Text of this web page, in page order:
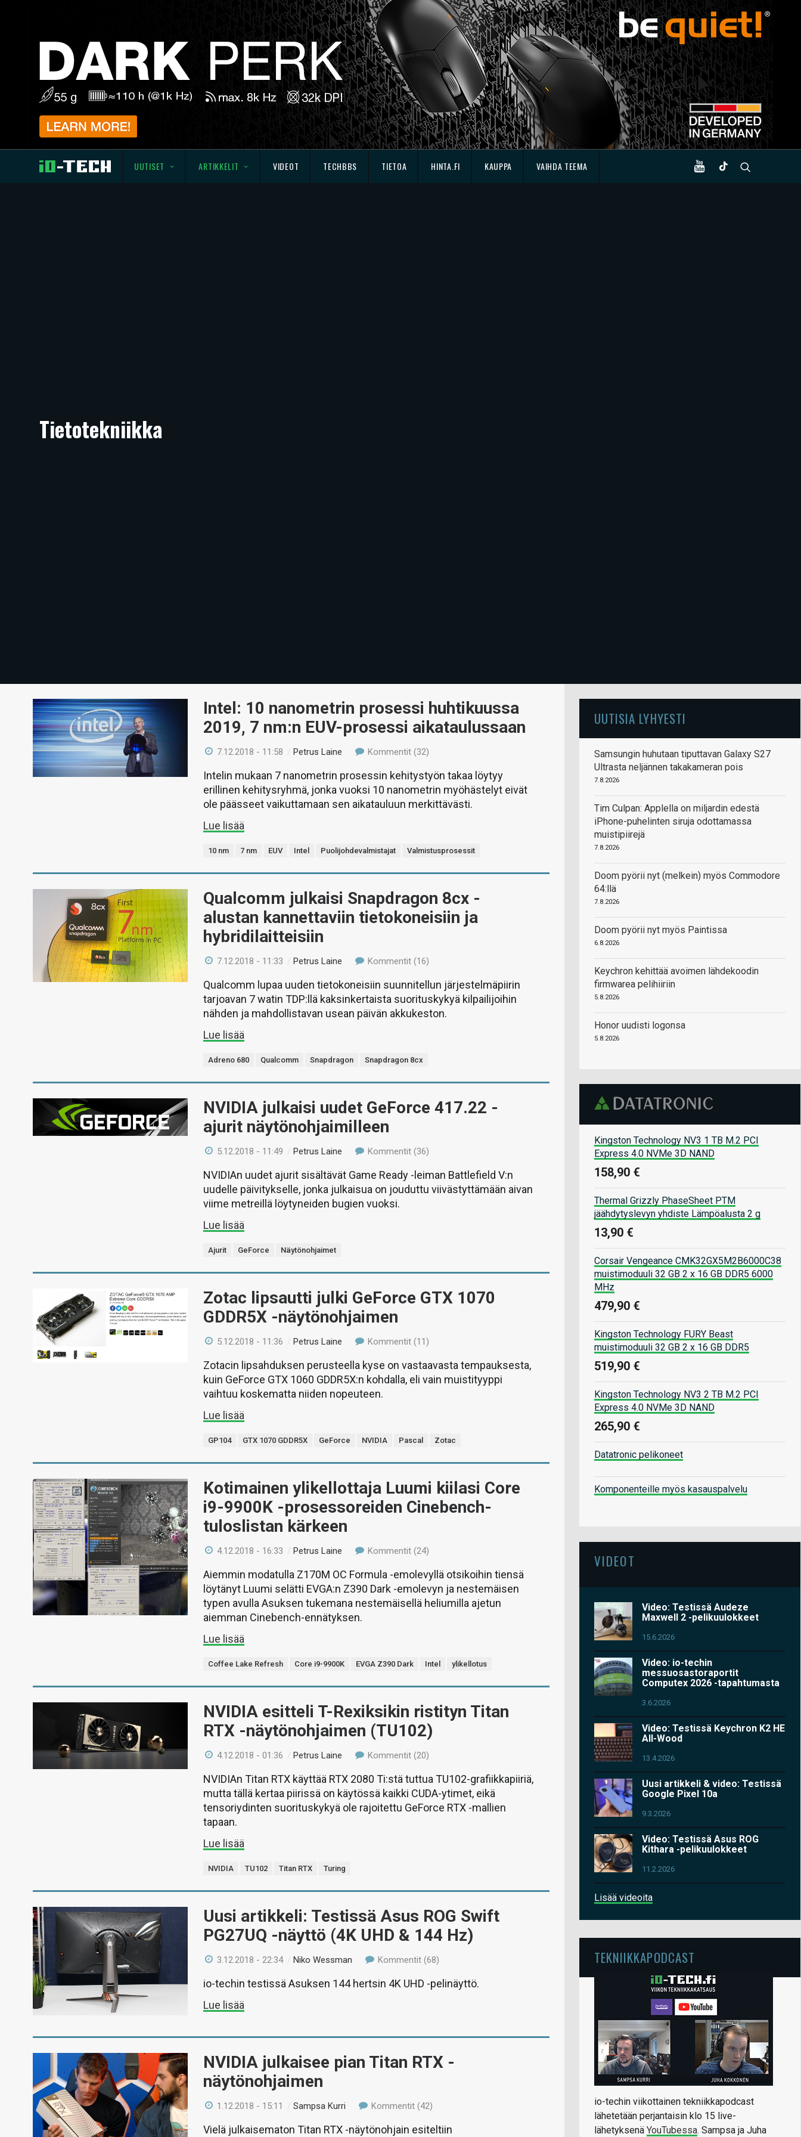
UUTISET ARTIKKELIT VIDEOT TECHBBS TIETOA HINTA.FI KAUPPA VAIHDA TEEMA
Tietotekniikka
Intel: 10 nanometrin prosessi huhtikuussa
2019, 7 nm:n EUV-prosessi aikataulussaan
7.12.2018 - 11:58 /Petrus Laine Kommentit (32)
Intelin mukaan 7 nanometrin prosessin kehitystyön takaa löytyy
erillinen kehitysryhmä, jonka vuoksi 10 nanometrin myöhästelyt eivät
ole päässeet vaikuttamaan sen aikatauluun merkittävästi.
Lue lisää
10 nm 7 nm EUV Intel Puolijohdevalmistajat Valmistusprosessit
Qualcomm julkaisi Snapdragon 8cx -
alustan kannettaviin tietokoneisiin ja
hybridilaitteisiin
7.12.2018 - 11:33 /Petrus Laine Kommentit (16)
Qualcomm lupaa uuden tietokoneisiin suunnitellun järjestelmäpiirin
tarjoavan 7 watin TDP:llä kaksinkertaista suorituskykyä kilpailijoihin
nähden ja mahdollistavan usean päivän akkukeston.
Lue lisää
Adreno 680 Qualcomm Snapdragon Snapdragon 8cx
NVIDIA julkaisi uudet GeForce 417.22 -
ajurit näytönohjaimilleen
5.12.2018 - 11:49 /Petrus Laine Kommentit (36)
NVIDIAn uudet ajurit sisältävät Game Ready -leiman Battlefield V:n
uudelle päivitykselle, jonka julkaisua on jouduttu viivästyttämään aivan
viime metreillä löytyneiden bugien vuoksi.
Lue lisää
Ajurit GeForce Näytönohjaimet
Zotac lipsautti julki GeForce GTX 1070
GDDR5X -näytönohjaimen
5.12.2018 - 11:36 /Petrus Laine Kommentit (11)
Zotacin lipsahduksen perusteella kyse on vastaavasta tempauksesta,
kuin GeForce GTX 1060 GDDR5X:n kohdalla, eli vain muistityyppi
vaihtuu koskematta niiden nopeuteen.
Lue lisää
GP104 GTX 1070 GDDR5X GeForce NVIDIA Pascal Zotac
Kotimainen ylikellottaja Luumi kiilasi Core
i9-9900K -prosessoreiden Cinebench-
tuloslistan kärkeen
4.12.2018 - 16:33 /Petrus Laine Kommentit (24)
Aiemmin modatulla Z170M OC Formula -emolevyllä otsikoihin tiensä
löytänyt Luumi selätti EVGA:n Z390 Dark -emolevyn ja nestemäisen
typen avulla Asuksen tukemana nestemäisellä heliumilla ajetun
aiemman Cinebench-ennätyksen.
Lue lisää
Coffee Lake Refresh Core i9-9900K EVGA Z390 Dark Intel ylikellotus
NVIDIA esitteli T-Rexiksikin ristityn Titan
RTX -näytönohjaimen (TU102)
4.12.2018 - 01:36 /Petrus Laine Kommentit (20)
NVIDIAn Titan RTX käyttää RTX 2080 Ti:stä tuttua TU102-grafiikkapiiriä,
mutta tällä kertaa piirissä on käytössä kaikki CUDA-ytimet, eikä
tensoriydinten suorituskykyä ole rajoitettu GeForce RTX -mallien
tapaan.
Lue lisää
NVIDIA TU102 Titan RTX Turing
Uusi artikkeli: Testissä Asus ROG Swift
PG27UQ -näyttö (4K UHD & 144 Hz)
3.12.2018 - 22:34 /Niko Wessman Kommentit (68)
io-techin testissä Asuksen 144 hertsin 4K UHD -pelinäyttö.
Lue lisää
NVIDIA julkaisee pian Titan RTX -
näytönohjaimen
1.12.2018 - 15:11 /Sampsa Kurri Kommentit (42)
Vielä julkaisematon Titan RTX -näytönohjain esiteltiin
UUTISIA LYHYESTI
Samsungin huhutaan tiputtavan Galaxy S27
Ultrasta neljännen takakameran pois
7.8.2026
Tim Culpan: Applella on miljardin edestä
iPhone-puhelinten siruja odottamassa
muistipiirejä
7.8.2026
Doom pyörii nyt (melkein) myös Commodore
64:llä
7.8.2026
Doom pyörii nyt myös Paintissa
6.8.2026
Keychron kehittää avoimen lähdekoodin
firmwarea pelihiiriin
5.8.2026
Honor uudisti logonsa
5.8.2026
Kingston Technology NV3 1 TB M.2 PCI
Express 4.0 NVMe 3D NAND
158,90 €
Thermal Grizzly PhaseSheet PTM
jäähdytyslevyn yhdiste Lämpöalusta 2 g
13,90 €
Corsair Vengeance CMK32GX5M2B6000C38
muistimoduuli 32 GB 2 x 16 GB DDR5 6000
MHz
479,90 €
Kingston Technology FURY Beast
muistimoduuli 32 GB 2 x 16 GB DDR5
519,90 €
Kingston Technology NV3 2 TB M.2 PCI
Express 4.0 NVMe 3D NAND
265,90 €
Datatronic pelikoneet
Komponenteille myös kasauspalvelu
VIDEOT
Video: Testissä Audeze
Maxwell 2 -pelikuulokkeet
15.6.2026
Video: io-techin
messuosastoraportit
Computex 2026 -tapahtumasta
3.6.2026
Video: Testissä Keychron K2 HE
All-Wood
13.4.2026
Uusi artikkeli & video: Testissä
Google Pixel 10a
9.3.2026
Video: Testissä Asus ROG
Kithara -pelikuulokkeet
11.2.2026
Lisää videoita
TEKNIIKKAPODCAST
io-techin viikottainen tekniikkapodcast
lähetetään perjantaisin klo 15 live-
lähetyksenä YouTubessa. Sampsa ja Juha